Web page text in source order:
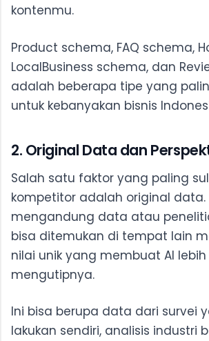
kontenmu.
Product schema, FAQ schema,
LocalBusiness schema, dan
adalah beberapa tipe yang
untuk kebanyakan bisnis
2. Original Data dan
Salah satu faktor yang paling
kompetitor adalah original data.
mengandung data atau
bisa ditemukan di tempat lain
nilai unik yang membuat AI
mengutipnya.
Ini bisa berupa data dari survei
lakukan sendiri, analisis industri